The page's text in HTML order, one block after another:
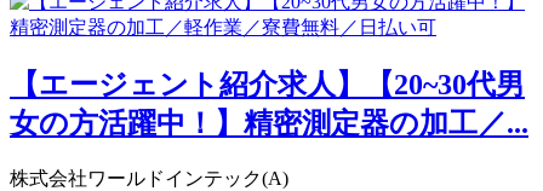
【エージェント紹介求人】【20~30代男
女の方活躍中！】精密測定器の加工／...
株式会社ワールドインテック(A)